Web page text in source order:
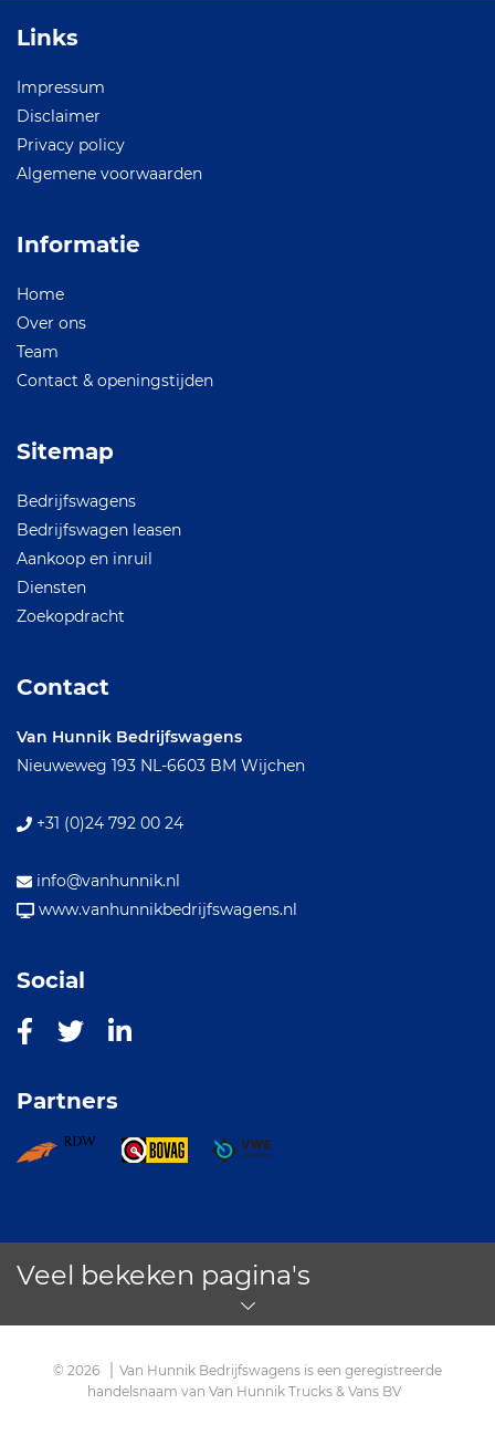
Links
Impressum
Disclaimer
Privacy policy
Algemene voorwaarden
Informatie
Home
Over ons
Team
Contact & openingstijden
Sitemap
Bedrijfswagens
Bedrijfswagen leasen
Aankoop en inruil
Diensten
Zoekopdracht
Contact
Van Hunnik Bedrijfswagens
Nieuweweg 193 NL-6603 BM Wijchen
+31 (0)24 792 00 24
info@vanhunnik.nl
www.vanhunnikbedrijfswagens.nl
Social
Partners
Veel bekeken pagina's
© 2026
Van Hunnik Bedrijfswagens is een geregistreerde
handelsnaam van Van Hunnik Trucks & Vans BV